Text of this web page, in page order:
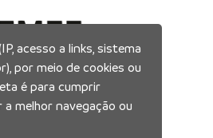
acesso a links, sistema
por meio de cookies ou
é para cumprir
melhor navegação ou